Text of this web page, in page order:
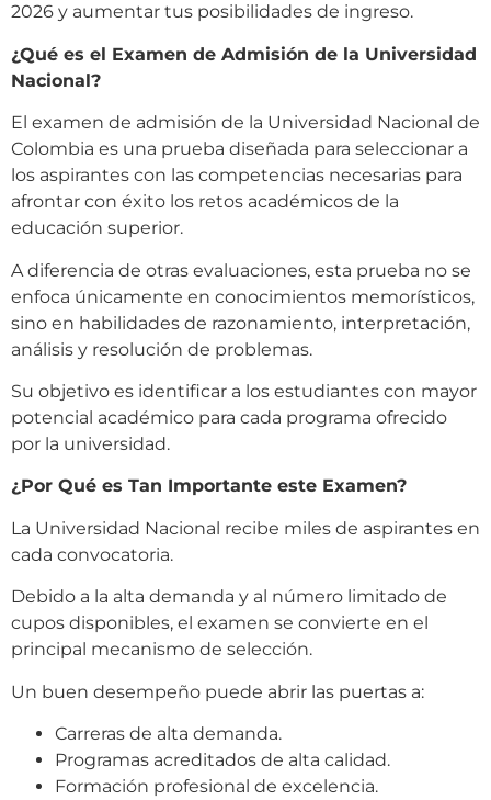
2026 y aumentar tus posibilidades de ingreso.
¿Qué es el Examen de Admisión de la Universidad
Nacional?
El examen de admisión de la Universidad Nacional de
Colombia es una prueba diseñada para seleccionar a
los aspirantes con las competencias necesarias para
afrontar con éxito los retos académicos de la
educación superior.
A diferencia de otras evaluaciones, esta prueba no se
enfoca únicamente en conocimientos memorísticos,
sino en habilidades de razonamiento, interpretación,
análisis y resolución de problemas.
Su objetivo es identificar a los estudiantes con mayor
potencial académico para cada programa ofrecido
por la universidad.
¿Por Qué es Tan Importante este Examen?
La Universidad Nacional recibe miles de aspirantes en
cada convocatoria.
Debido a la alta demanda y al número limitado de
cupos disponibles, el examen se convierte en el
principal mecanismo de selección.
Un buen desempeño puede abrir las puertas a:
Carreras de alta demanda.
Programas acreditados de alta calidad.
Formación profesional de excelencia.